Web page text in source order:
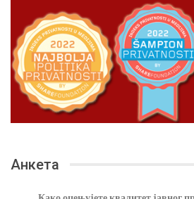
Анкета